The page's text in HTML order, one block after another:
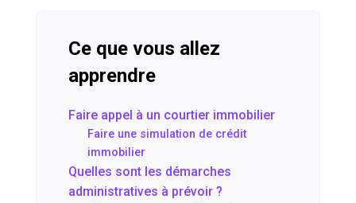
Ce que vous allez
apprendre
Faire appel à un courtier immobilier
Faire une simulation de crédit
immobilier
Quelles sont les démarches
administratives à prévoir ?